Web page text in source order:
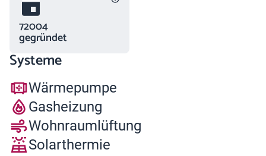
72004
gegründet
Systeme
Wärmepumpe
Gasheizung
Wohnraumlüftung
Solarthermie